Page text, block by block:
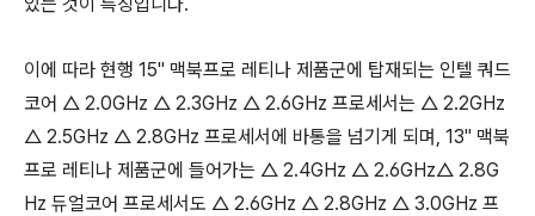
이에 따라 현행 15" 맥북프로 레티나 제품군에 탑재되는 인텔 쿼드
코어 △ 2.0GHz △ 2.3GHz △ 2.6GHz 프로세서는 △ 2.2GHz
△ 2.5GHz △ 2.8GHz 프로세서에 바통을 넘기게 되며, 13" 맥북
프로 레티나 제품군에 들어가는 △ 2.4GHz △ 2.6GHz△ 2.8G
Hz 듀얼코어 프로세서도 △ 2.6GHz △ 2.8GHz △ 3.0GHz 프